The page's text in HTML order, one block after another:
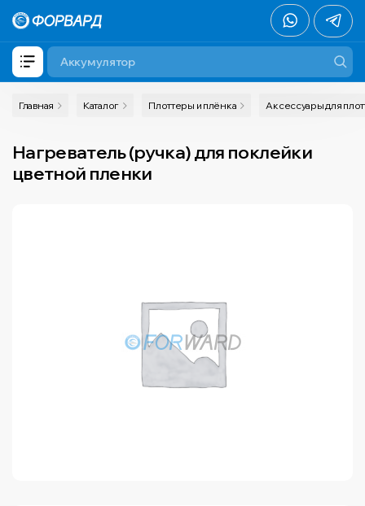
Главная Каталог Плоттеры и плёнка Аксессуары для
Нагреватель (ручка) для поклейки
цветной пленки